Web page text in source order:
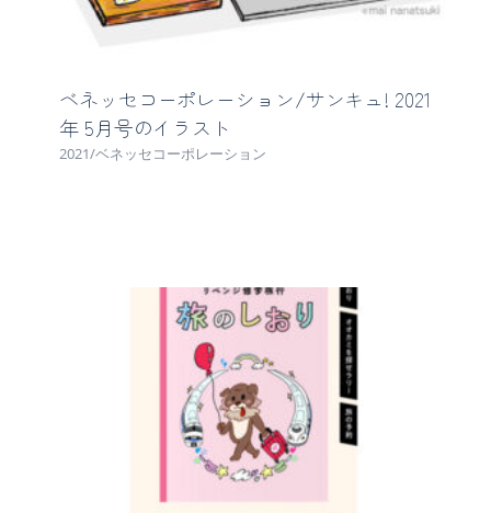
ベネッセコーポレーション/サンキュ! 2021
年 5月号のイラスト
2021/ベネッセコーポレーション